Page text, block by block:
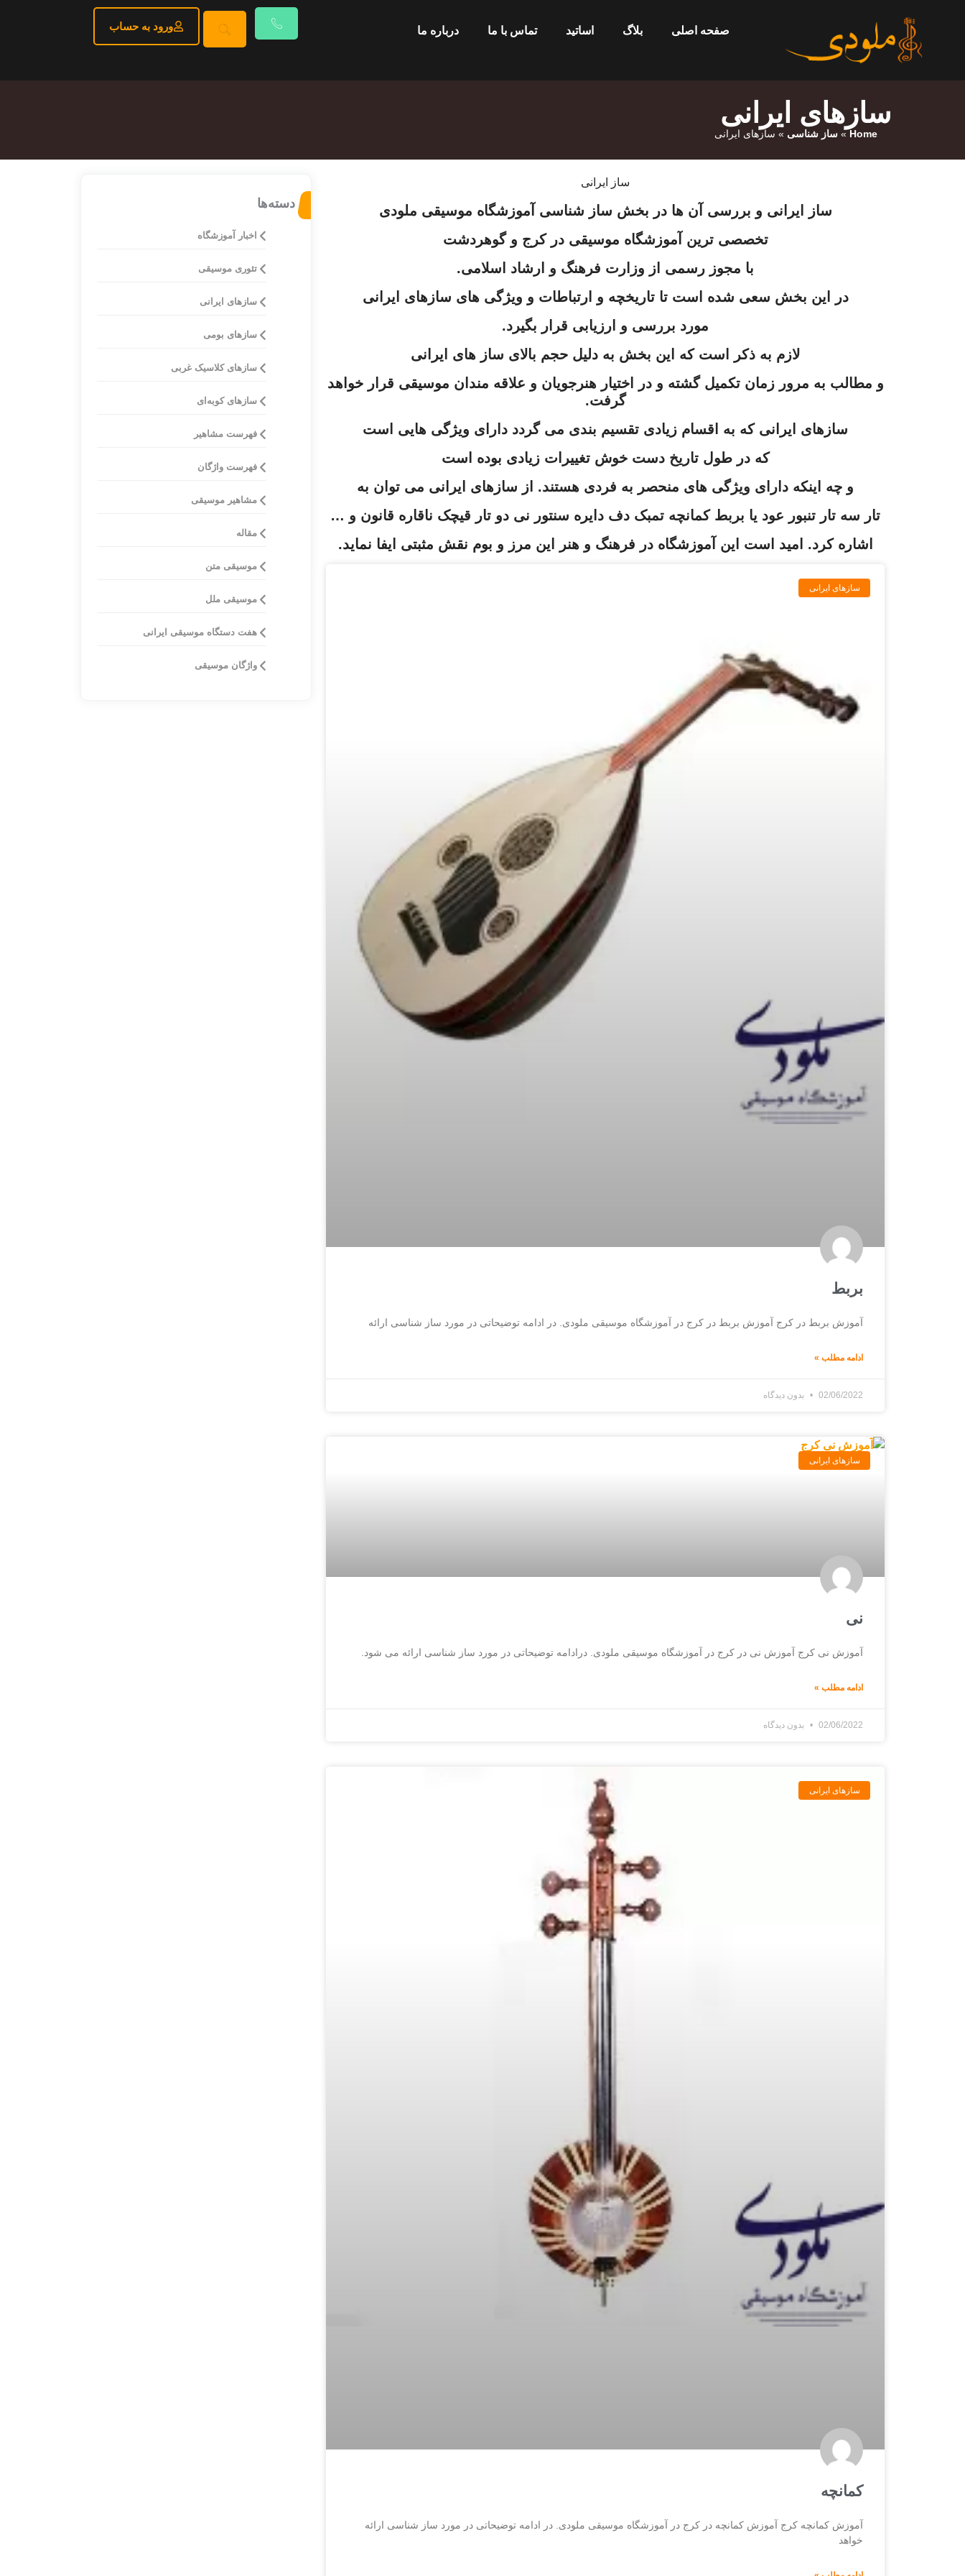
صفحه اصلی بلاگ اساتید تماس با ما درباره ما ورود به حساب
ساز‌های ایرانی
Home
» ساز شناسی » ساز‌های ایرانی
ساز ایرانی
ساز ایرانی و بررسی آن ها در بخش ساز شناسی آموزشگاه موسیقی ملودی
تخصصی ترین آموزشگاه موسیقی در کرج و گوهردشت
با مجوز رسمی از وزارت فرهنگ و ارشاد اسلامی.
در این بخش سعی شده است تا تاریخچه و ارتباطات و ویژگی های سازهای ایرانی
مورد بررسی و ارزیابی قرار بگیرد.
لازم به ذکر است که این بخش به دلیل حجم بالای ساز های ایرانی
و مطالب به مرور زمان تکمیل گشته و در اختیار هنرجویان و علاقه مندان موسیقی قرار خواهد
گرفت.
سازهای ایرانی که به اقسام زیادی تقسیم بندی می گردد دارای ویژگی هایی است
که در طول تاریخ دست خوش تغییرات زیادی بوده است
و چه اینکه دارای ویژگی های منحصر به فردی هستند. از سازهای ایرانی می توان به
تار سه تار تنبور عود یا بربط کمانچه تمبک دف دایره سنتور نی دو تار قیچک ناقاره قانون و …
اشاره کرد. امید است این آموزشگاه در فرهنگ و هنر این مرز و بوم نقش مثبتی ایفا نماید.
ساز‌های ایرانی
بربط
آموزش بربط در کرج آموزش بربط در کرج در آموزشگاه موسیقی ملودی. در ادامه توضیحاتی در مورد ساز شناسی ارائه
ادامه مطلب »
02/06/2022 بدون دیدگاه
ساز‌های ایرانی
نی
آموزش نی کرج آموزش نی در کرج در آموزشگاه موسیقی ملودی. درادامه توضیحاتی در مورد ساز شناسی ارائه می شود.
ادامه مطلب »
02/06/2022 بدون دیدگاه
ساز‌های ایرانی
کمانچه
آموزش کمانچه کرج آموزش کمانچه در کرج در آموزشگاه موسیقی ملودی. در ادامه توضیحاتی در مورد ساز شناسی ارائه
خواهد
دسته‌ها
اخبار آموزشگاه
تئوری موسیقی
ساز‌های ایرانی
سازهای بومی
ساز‌های کلاسیک غربی
سازهای کوبه‌ای
فهرست مشاهیر
فهرست واژگان
مشاهیر موسیقی
مقاله
موسیقی متن
موسیقی ملل
هفت دستگاه موسیقی ایرانی
واژگان موسیقی